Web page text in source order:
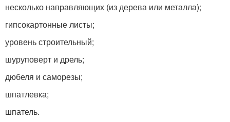
несколько направляющих (из дерева или металла);
гипсокартонные листы;
уровень строительный;
шуруповерт и дрель;
дюбеля и саморезы;
шпатлевка;
шпатель.